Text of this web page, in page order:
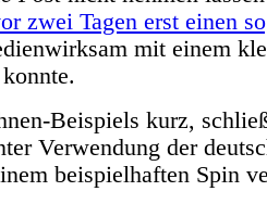
zwei Tagen erst einen
mit einem
Beispiels kurz,
Verwendung der
beispielhaften Spin